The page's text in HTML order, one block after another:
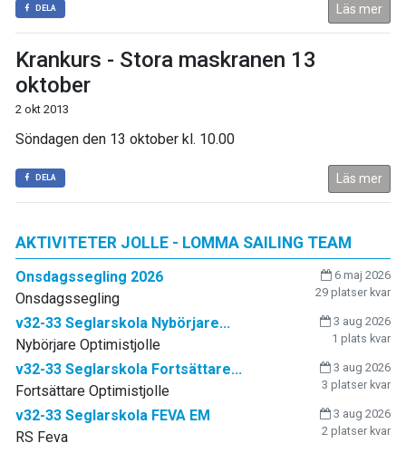
DELA Läs mer
Krankurs - Stora maskranen 13
oktober
2 okt 2013
Söndagen den 13 oktober kl. 10.00
DELA Läs mer
AKTIVITETER JOLLE - LOMMA SAILING TEAM
Onsdagssegling 2026
6 maj 2026
29 platser kvar
Onsdagssegling
v32-33 Seglarskola Nybörjare...
3 aug 2026
1 plats kvar
Nybörjare Optimistjolle
v32-33 Seglarskola Fortsättare...
3 aug 2026
3 platser kvar
Fortsättare Optimistjolle
v32-33 Seglarskola FEVA EM
3 aug 2026
2 platser kvar
RS Feva